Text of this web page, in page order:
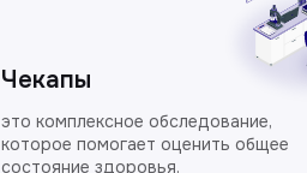
Чекапы
это комплексное обследование,
которое помогает оценить общее
состояние здоровья.